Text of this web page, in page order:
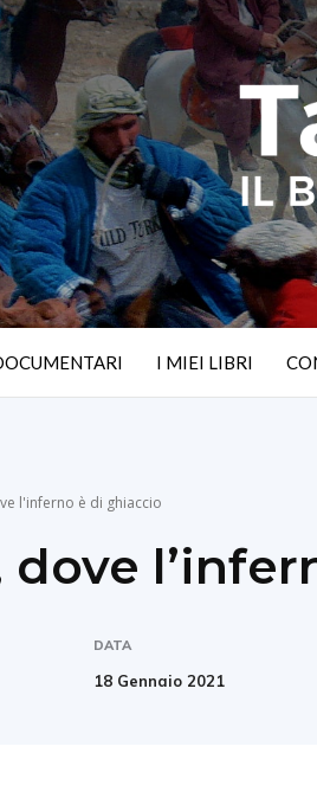
I MIEI LIBRI
l'inferno è di ghiaccio
dove
DATA
18 Gennaio 2021